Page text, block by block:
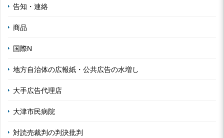
告知・連絡
商品
国際N
地方自治体の広報紙・公共広告の水増し
大手広告代理店
大津市民病院
対読売裁判の判決批判